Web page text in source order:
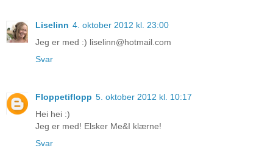
Liselinn 4. oktober 2012 kl. 23:00
Jeg er med :) liselinn@hotmail.com
Svar
Floppetiflopp 5. oktober 2012 kl. 10:17
Hei hei :)
Jeg er med! Elsker Me&I klærne!
Svar